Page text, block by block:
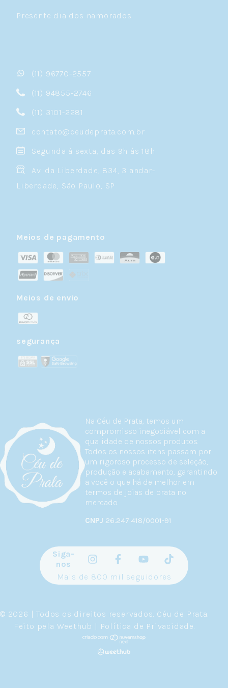
Na Céu de Prata, temos um
compromisso inegociável com a
qualidade de nossos produtos.
Todos os nossos itens passam por
um rigoroso processo de seleção,
produção e acabamento, garantindo
a você o que há de melhor em
termos de joias de prata no
mercado.
CNPJ 26.247.418/0001-91
Presente dia dos namorados
(11) 96770-2557
(11) 94855-2746
(11) 3101-2281
contato@ceudeprata.com.br
Segunda à sexta, das 9h às 18h
Av. da Liberdade, 834, 3 andar-
Liberdade, São Paulo, SP
Meios de pagamento
Meios de envio
segurança
Siga-
nos
Mais de 800 mil seguidores
© 2026 | Todos os direitos reservados. Céu de Prata
Feito pela Weethub | Política de Privacidade